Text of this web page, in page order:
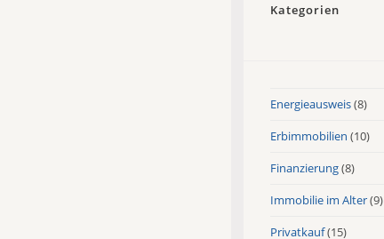
Kategorien
Energieausweis(8)
Erbimmobilien (10)
Finanzierung(8)
Immobilie im Alter(9)
Privatkauf(15)